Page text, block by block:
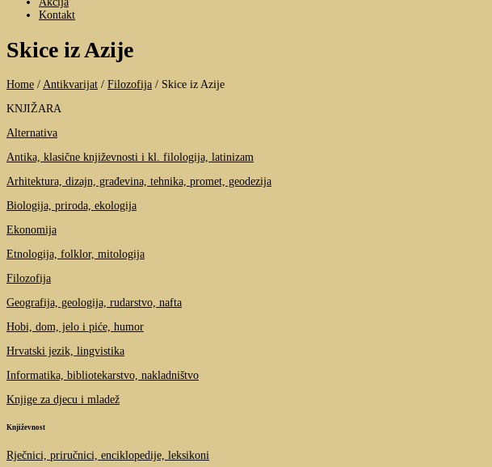
Kontakt
Skice iz Azije
Home / Antikvarijat / Filozofija / Skice iz Azije
KNJIŽARA
Alternativa
Antika, klasične književnosti i kl. filologija, latinizam
Arhitektura, dizajn, građevina, tehnika, promet, geodezija
Biologija, priroda, ekologija
Ekonomija
Etnologija, folklor, mitologija
Filozofija
Geografija, geologija, rudarstvo, nafta
Hobi, dom, jelo i piće, humor
Hrvatski jezik, lingvistika
Informatika, bibliotekarstvo, nakladništvo
Knjige za djecu i mladež
Književnost
Rječnici, priručnici, enciklopedije, leksikoni